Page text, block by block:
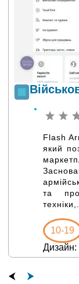
Flash
який
та
10-19
Дизайн:
⮜ ⮞